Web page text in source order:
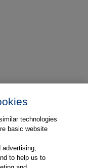
technologies
basic website
advertising,
to help us to